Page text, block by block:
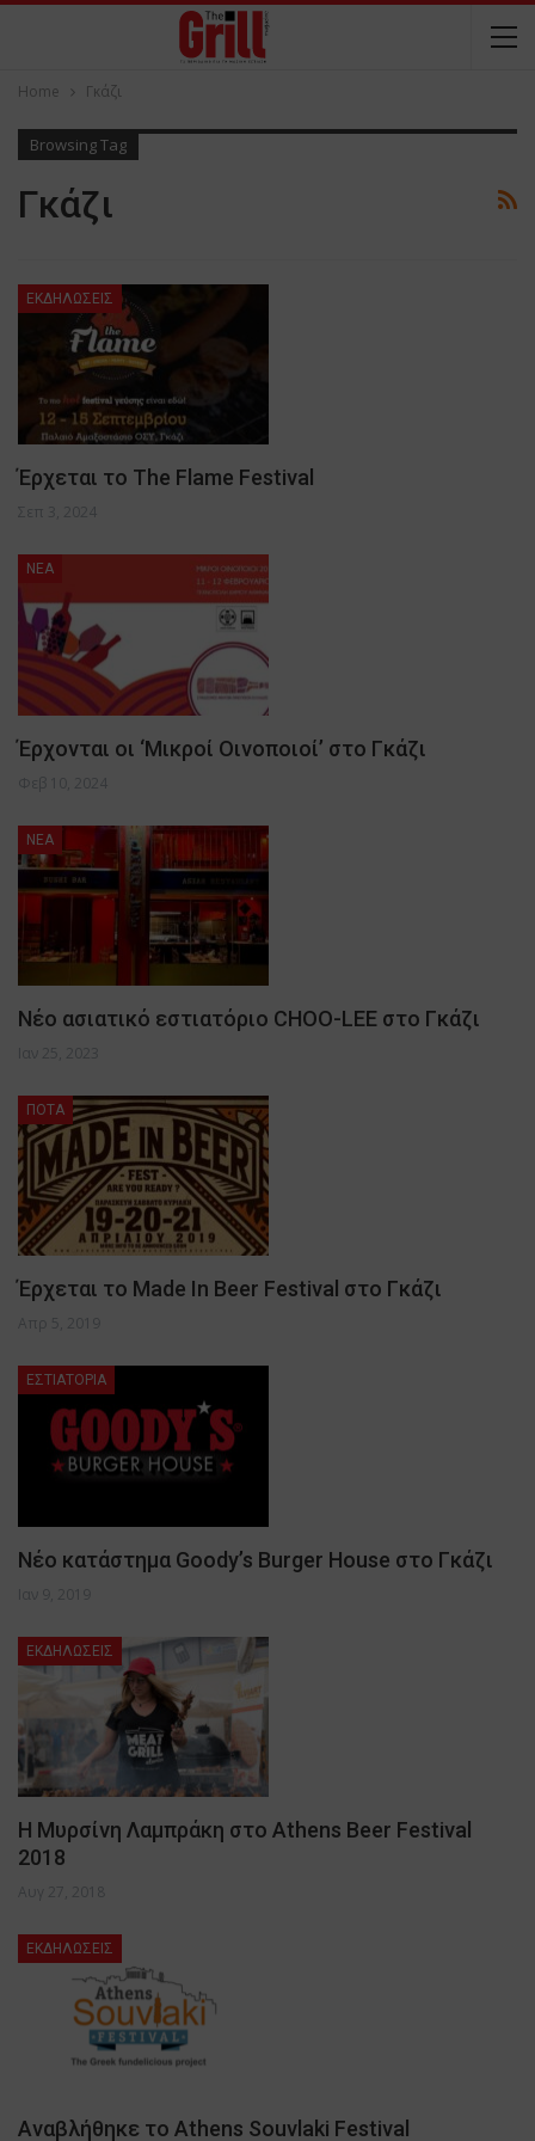
Home Γκάζι
Browsing Tag
Γκάζι
ΕΚΔΗΛΩΣΕΙΣ
Έρχεται το The Flame Festival
Σεπ 3, 2024
NEA
Έρχονται οι ‘Μικροί Οινοποιοί’ στο Γκάζι
Φεβ 10, 2024
NEA
Νέο ασιατικό εστιατόριο CHOO-LEE στο Γκάζι
Ιαν 25, 2023
ΠΟΤΑ
Έρχεται το Made In Beer Festival στο Γκάζι
Απρ 5, 2019
ΕΣΤΙΑΤΟΡΙΑ
Νέο κατάστημα Goody’s Burger House στο Γκάζι
Ιαν 9, 2019
ΕΚΔΗΛΩΣΕΙΣ
H Μυρσίνη Λαμπράκη στο Athens Beer Festival
2018
Αυγ 27, 2018
ΕΚΔΗΛΩΣΕΙΣ
Αναβλήθηκε το Athens Souvlaki Festival